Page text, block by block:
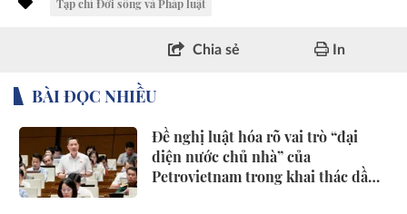
Tạp chí Đời sống và Pháp luật
Chia sẻ In
BÀI ĐỌC NHIỀU
Đề nghị luật hóa rõ vai trò “đại
diện nước chủ nhà” của
Petrovietnam trong khai thác dầu